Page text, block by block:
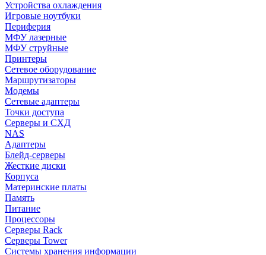
Устройства охлаждения
Игровые ноутбуки
Периферия
МФУ лазерные
МФУ струйные
Принтеры
Сетевое оборудование
Маршрутизаторы
Модемы
Сетевые адаптеры
Точки доступа
Серверы и СХД
NAS
Адаптеры
Блейд-серверы
Жесткие диски
Корпуса
Материнские платы
Память
Питание
Процессоры
Серверы Rack
Серверы Tower
Системы хранения информации